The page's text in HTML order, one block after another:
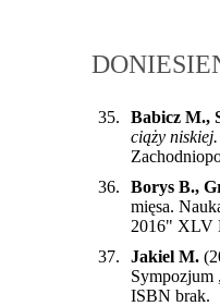
35. Babicz M.,
ciąży niskiej.
36.
Borys B.,
mięsa.
2016" XLV
37.
Jakiel M.
Sympozjum
ISBN brak.